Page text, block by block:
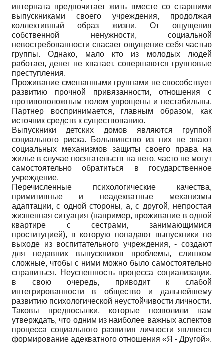
интерната предпочитает жить вместе со старшими
выпускниками своего учреждения, продолжая
коллективный образ жизни. От ощущения
собственной ненужности, социальной
невостребованности спасает ощущение себя частью
группы. Однако, мало кто из молодых людей
работает, денег не хватает, совершаются групповые
преступления.
Проживание смешанными группами не способствует
развитию прочной привязанности, отношения с
противоположным полом упрощены и нестабильны.
Партнер воспринимается, главным образом, как
источник средств к существованию.
Выпускники детских домов являются группой
социального риска. Большинство из них не знают
социальных механизмов защиты своего права на
жилье в случае посягательств на него, часто не могут
самостоятельно обратиться в государственное
учреждение.
Перечисленные психологические качества,
примитивные и неадекватные механизмы
адаптации, с одной стороны, а, с другой, непростая
жизненная ситуация (например, проживание в одной
квартире с сестрами, занимающимися
проституцией), в которую попадают выпускники по
выходе из воспитательного учреждения, - создают
для недавних выпускников проблемы, слишком
сложные, чтобы с ними можно было самостоятельно
справиться. Неуспешность процесса социализации,
в свою очередь, приводит к слабой
интегрированности в общество и дальнейшему
развитию психологической неустойчивости личности.
Таковы предпосылки, которые позволили нам
утверждать, что одним из наиболее важных аспектов
процесса социального развития личности является
формирование адекватного отношения «Я - Другой».